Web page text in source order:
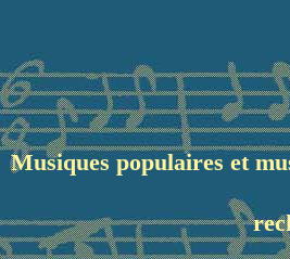
Musiques populaires et